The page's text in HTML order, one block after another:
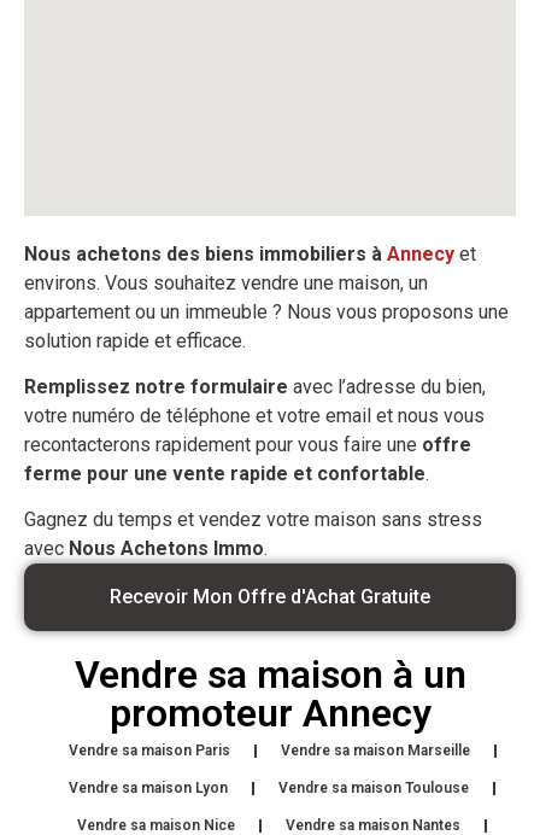
Nous achetons des biens immobiliers à Annecy et
environs. Vous souhaitez vendre une maison, un
appartement ou un immeuble ? Nous vous proposons une
solution rapide et efficace.
Remplissez notre formulaire avec l’adresse du bien,
votre numéro de téléphone et votre email et nous vous
recontacterons rapidement pour vous faire une offre
ferme pour une vente rapide et confortable.
Gagnez du temps et vendez votre maison sans stress
avec Nous Achetons Immo.
Recevoir Mon Offre d'Achat Gratuite
Vendre sa maison à un
promoteur Annecy
Vendre sa maison Paris Vendre sa maison Marseille
Vendre sa maison Lyon Vendre sa maison Toulouse
Vendre sa maison Nice Vendre sa maison Nantes